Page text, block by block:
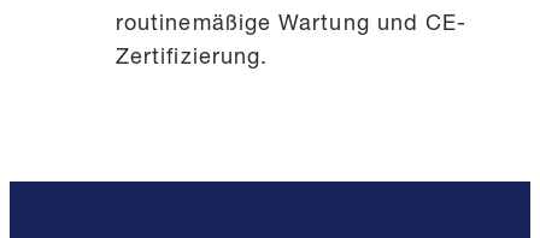
routinemäßige Wartung und CE-
Zertifizierung.